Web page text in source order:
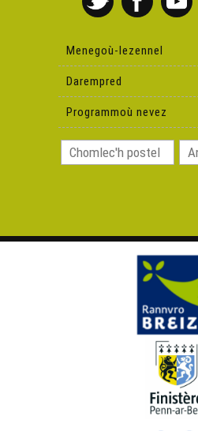
Nolwenn Korbell –
B. Kloareg-Gi Penseg -
Klip - Paskal Lamour -
Wipidoup –
Menegoù-lezennel
Darempred
Programmoù nevez